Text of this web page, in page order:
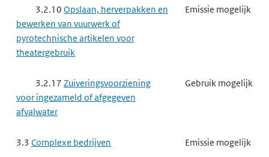
3.2.10 Opslaan, herverpakken en
bewerken van vuurwerk of
pyrotechnische artikelen voor
theatergebruik
Emissie mogelijk
3.2.17 Zuiveringsvoorziening
voor ingezameld of afgegeven
afvalwater
Gebruik mogelijk
3.3 Complexe bedrijven Emissie mogelijk